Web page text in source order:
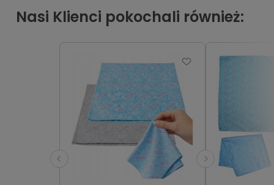
Nasi Klienci pokochali również: